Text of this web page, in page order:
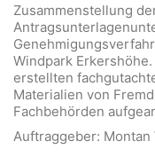
Zusammenstellung
Windpark
erstellten
Materialien von
Fachbehörden
Auftraggeber: Montan